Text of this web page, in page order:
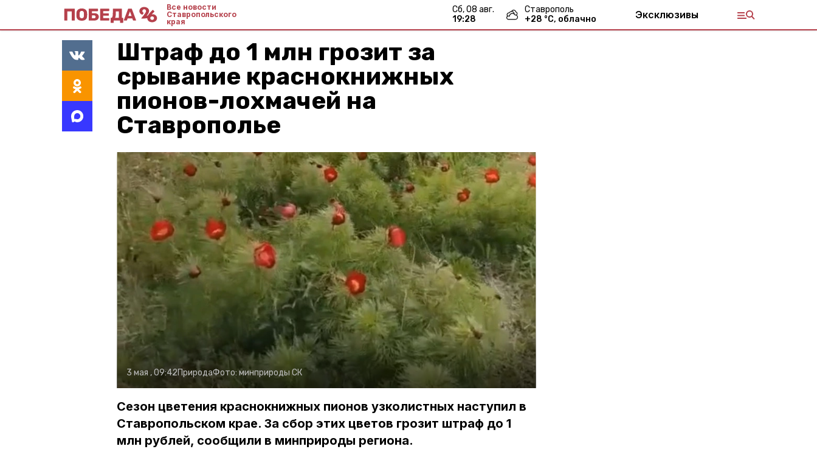
Все новости
Ставропольского
края
сб, 08 авг.
19:28
Ставрополь
+28 °С, облачно Эксклюзивы
Штраф до 1 млн грозит за
срывание краснокнижных
пионов-лохмачей на
Ставрополье
3 мая , 09:42ПриродаФото: минприроды СК
Сезон цветения краснокнижных пионов узколистных наступил в
Ставропольском крае. За сбор этих цветов грозит штраф до 1
млн рублей, сообщили в минприроды региона.